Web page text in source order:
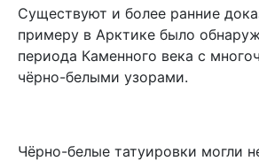
Существуют и более ранние
примеру в Арктике было
периода Каменного века с
чёрно-белыми узорами.
Чёрно-белые татуировки могли